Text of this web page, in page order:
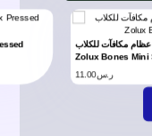
عظام على شكل حذاء 8 سم × 4 عظام مكافآت للكلاب –
Zolux Bones Mini
ر.س11.00